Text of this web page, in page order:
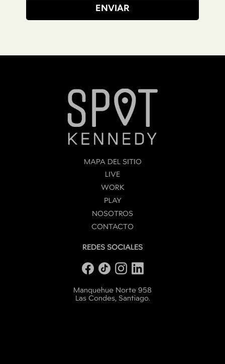
ENVIAR
MAPA DEL SITIO
LIVE
WORK
PLAY
NOSOTROS
CONTACTO
REDES SOCIALES
Manquehue Norte 958
Las Condes, Santiago.